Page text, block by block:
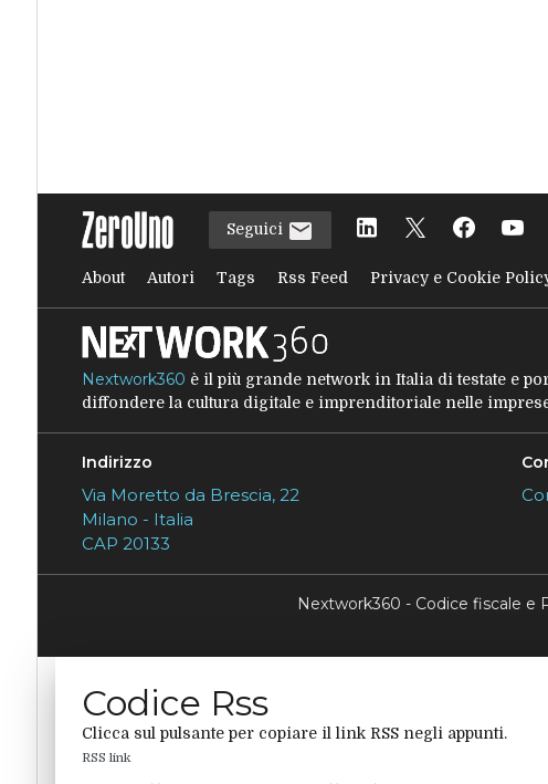
Seguici
About Autori Tags Rss Feed Privacy e Cookie
Nextwork360 è il più grande network in Italia di testate e
diffondere la cultura digitale e imprenditoriale nelle
Indirizzo
Via Moretto da Brescia, 22
Milano - Italia
CAP 20133
Nextwork360 - Codice fiscale e
Codice Rss
Clicca sul pulsante per copiare il link RSS negli appunti.
RSS link